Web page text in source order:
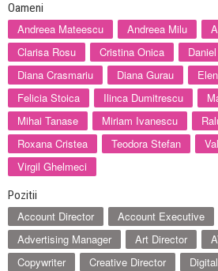
Oameni
Andreea Mateescu Andreea Milu
Clarisa Rosu
Cristina Onica
Diana Crasmariu
Diana Gurau
Felicia Stoica
Ilinca Dumitrescu
Mihai Tanase
Miriam Ivanescu
Roxana Cristea
Teodora Stefan
Virgil Ghelmeci
Pozitii
Account Director Account Executive
Advertising Manager
Art Director
Copywriter
Creative Director